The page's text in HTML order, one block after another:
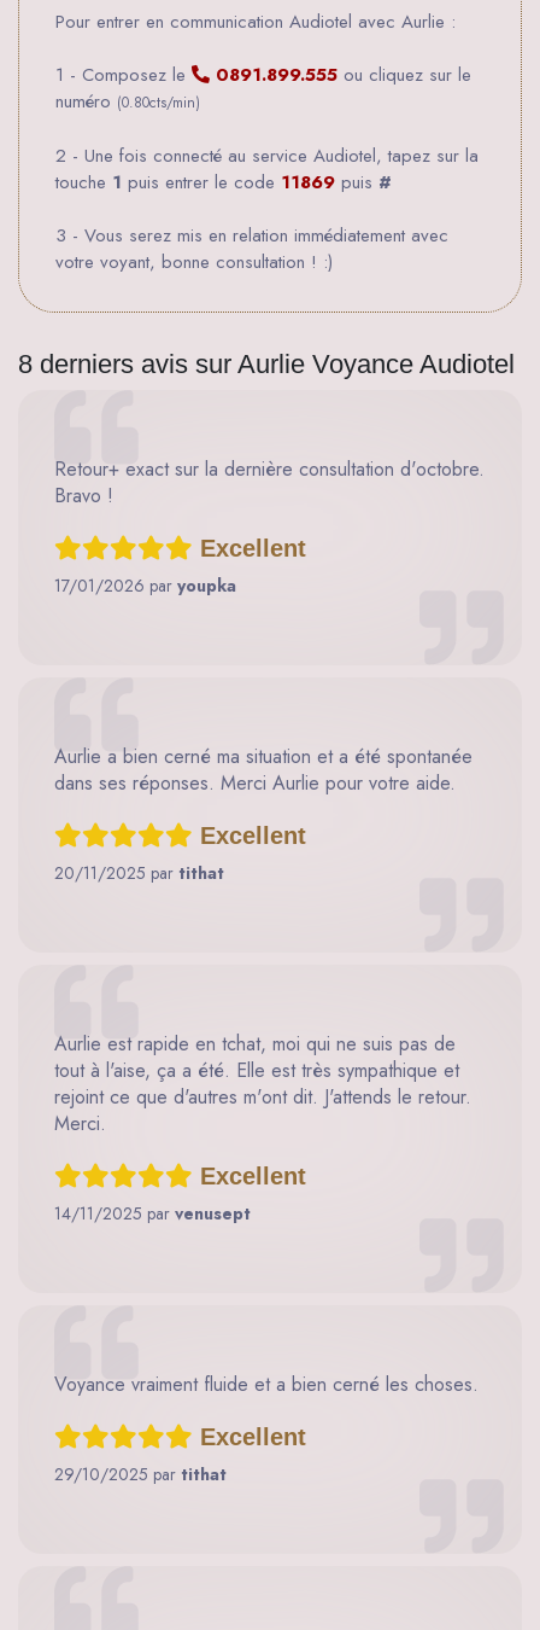
Pour entrer en communication Audiotel avec Aurlie :
1 - Composez le
0891.899.555 ou cliquez sur le
numéro (0.80cts/min)
2 - Une fois connecté au service Audiotel, tapez sur la
touche 1 puis entrer le code 11869 puis #
3 - Vous serez mis en relation immédiatement avec
votre voyant, bonne consultation ! :)
8 derniers avis sur Aurlie Voyance Audiotel
Retour+ exact sur la dernière consultation d'octobre.
Bravo !
Excellent
17/01/2026 par youpka
Aurlie a bien cerné ma situation et a été spontanée
dans ses réponses. Merci Aurlie pour votre aide.
Excellent
20/11/2025 par tithat
Aurlie est rapide en tchat, moi qui ne suis pas de
tout à l'aise, ça a été. Elle est très sympathique et
rejoint ce que d'autres m'ont dit. J'attends le retour.
Merci.
Excellent
14/11/2025 par venusept
Voyance vraiment fluide et a bien cerné les choses.
Excellent
29/10/2025 par tithat